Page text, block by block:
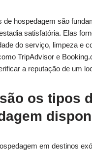
de hospedagem são
satisfatória. Elas
do serviço, limpeza e
TripAdvisor e
a reputação de um
os tipos
em destinos